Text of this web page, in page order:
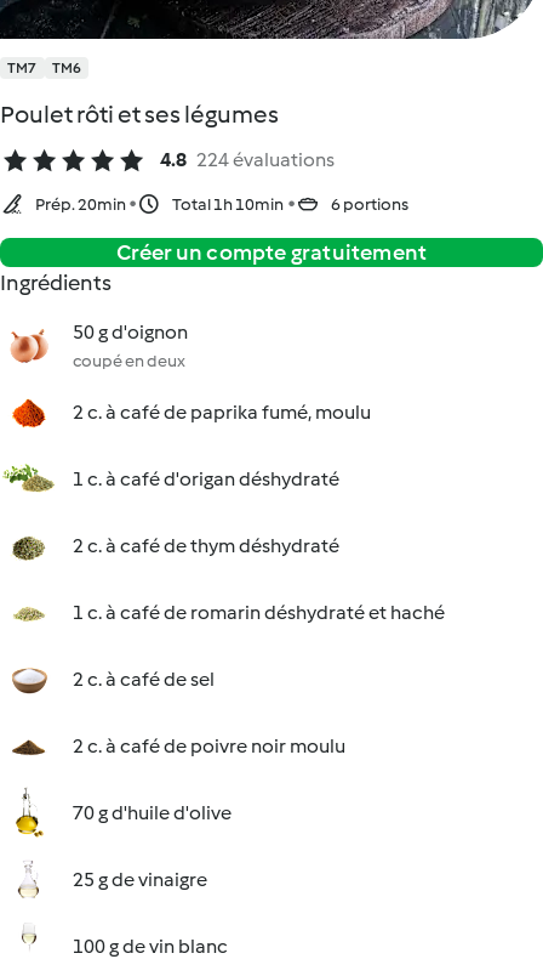
TM7 TM6
Poulet rôti et ses légumes
4.8 224 évaluations
Prép. 20min Total 1h 10min 6 portions
Créer un compte gratuitement
Ingrédients
50 g d'oignon
coupé en deux
2 c. à café de paprika fumé, moulu
1 c. à café d'origan déshydraté
2 c. à café de thym déshydraté
1 c. à café de romarin déshydraté et haché
2 c. à café de sel
2 c. à café de poivre noir moulu
70 g d'huile d'olive
25 g de vinaigre
100 g de vin blanc